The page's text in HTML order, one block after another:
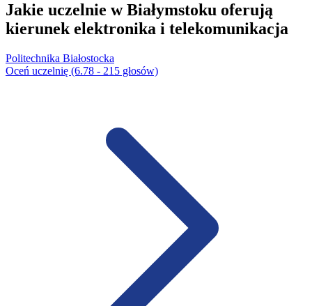
Jakie uczelnie w Białymstoku oferują
kierunek elektronika i telekomunikacja
Politechnika Białostocka
Oceń uczelnię (6.78 - 215 głosów)